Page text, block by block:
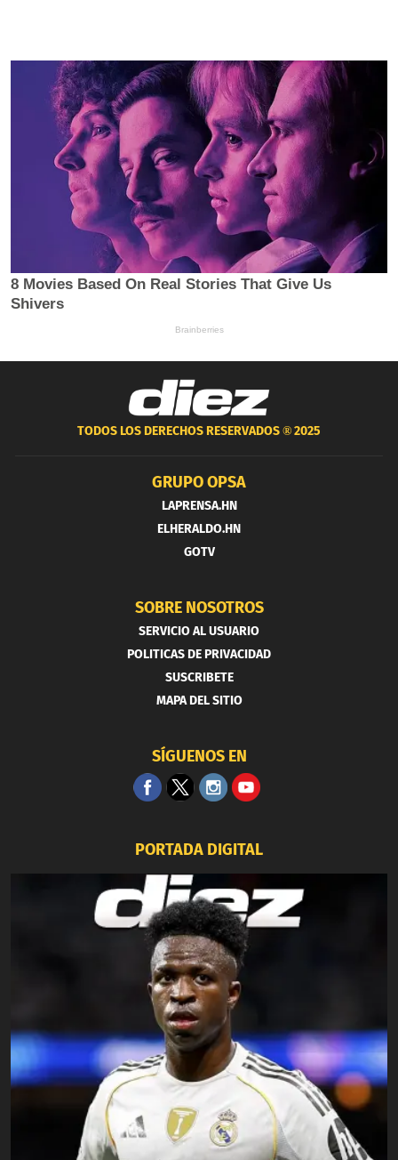
TODOS LOS DERECHOS RESERVADOS ®2025
GRUPO OPSA
LAPRENSA.HN
ELHERALDO.HN
GOTV
SOBRE NOSOTROS
SERVICIO AL USUARIO
POLITICAS DE PRIVACIDAD
SUSCRIBETE
MAPA DEL SITIO
SÍGUENOS EN
PORTADA DIGITAL